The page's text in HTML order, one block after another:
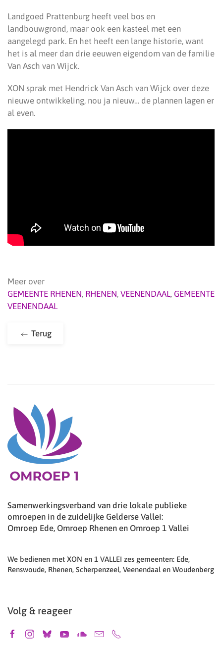
Landgoed Prattenburg heeft veel bos en
landbouwgrond, maar ook een kasteel met een
aangelegd park. En het heeft een lange historie, want
het is al meer dan drie eeuwen eigendom van de familie
Van Asch van Wijck.
XON sprak met Hendrick Van Asch van Wijck over deze
nieuwe ontwikkeling, nou ja nieuw… de plannen lagen er
al even.
Meer over
GEMEENTE RHENEN, RHENEN, VEENENDAAL, GEMEENTE
VEENENDAAL
Terug
Samenwerkingsverband van drie lokale publieke
omroepen in de zuidelijke Gelderse Vallei:
Omroep Ede, Omroep Rhenen en Omroep 1 Vallei
We bedienen met XON en 1 VALLEI zes gemeenten: Ede,
Renswoude, Rhenen, Scherpenzeel, Veenendaal en Woudenberg
Volg & reageer